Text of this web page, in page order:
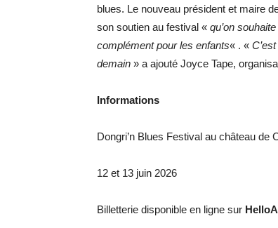
blues. Le nouveau président et maire
son soutien au festival « qu’on
complément pour les enfants« . «
demain » a ajouté Joyce Tape,
Informations
Dongri’n Blues Festival au château de
12 et 13 juin 2026
Billetterie disponible en ligne sur